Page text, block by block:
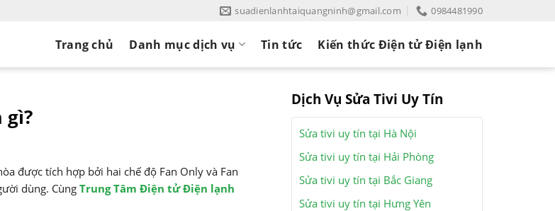
suadienlanhtaiquangninh@gmail.com 0984481990
Trang chủ Danh mục dịch vụ Tin tức Kiến thức Điện tử Điện lạnh
gì?
được tích hợp bởi hai chế độ Fan Only và Fan
dùng. Cùng Trung Tâm Điện tử Điện lạnh
Dịch Vụ Sửa Tivi Uy Tín
Sửa tivi uy tín tại Hà Nội
Sửa tivi uy tín tại Hải Phòng
Sửa tivi uy tín tại Bắc Giang
Sửa tivi uy tín tại Hưng Yên